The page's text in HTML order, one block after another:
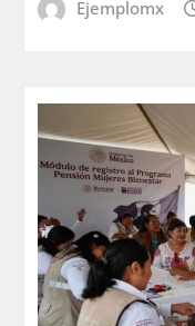
Ejemplomx